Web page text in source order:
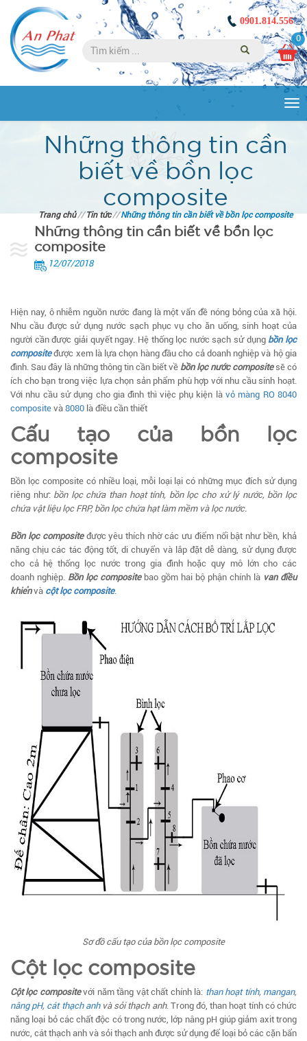
0901.814.556
0
Những thông tin cần
biết về bồn lọc
composite
Trang chủ//Tin tức//Những thông tin cần biết về bồn lọc composite
Những thông tin cần biết về bồn lọc
composite
12/07/2018
Hiện nay, ô nhiễm nguồn nước đang là một vấn đề nóng bỏng của xã hội.
Nhu cầu được sử dụng nước sạch phục vụ cho ăn uống, sinh hoạt của
người cần được giải quyết ngay. Hệ thống lọc nước sạch sử dụng bồn lọc
compositeđược xem là lựa chọn hàng đầu cho cả doanh nghiệp và hộ gia
đình. Sau đây là những thông tin cần biết về bồn lọc nước compositesẽ có
ích cho bạn trong việc lựa chọn sản phẩm phù hợp với nhu cầu sinh hoạt.
Với nhu cầu sử dụng cho gia đình thì việc phụ kiện làvỏ màng RO 8040
composite và 8080 là điều cần thiết
Cấu tạo của bồn lọc
composite
Bồn lọc composite có nhiều loại, mỗi loại lại có những mục đích sử dụng
riêng như: bồn lọc chứa than hoạt tính, bồn lọc cho xử lý nước, bồn lọc
chứa vật liệu lọc FRP, bồn lọc chứa hạt làm mềm và lọc nước.
Bồn lọc compositeđược yêu thích nhờ các ưu điểm nổi bật như bền, khả
năng chịu các tác động tốt, di chuyển và lắp đặt dễ dàng, sử dụng được
cho cả hệ thống lọc nước trong gia đình hoặc quy mô lớn cho các
doanh nghiệp. Bồn lọc compositebao gồm hai bộ phận chính là van điều
khiểnvà cột lọc composite.
Sơ đồ cấu tạo của bồn lọc composite
Cột lọc composite
Cột lọc compositevới năm tầng vật chất chính là: than hoạt tính, mangan,
nâng pH, cát thạch anh và sỏi thạch anh. Trong đó, than hoạt tính có chức
năng loại bỏ các chất độc có trong nước, lớp nâng pH giúp giảm axit trong
nước, cát thạch anh và sỏi thạch anh được sử dụng để loại bỏ các cặn bẩn